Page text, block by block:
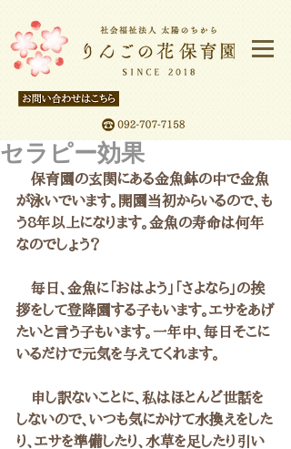
セラピー効果
保育園の玄関にある金魚鉢の中で金魚
が泳いでいます。開園当初からいるので、も
う8年以上になります。金魚の寿命は何年
なのでしょう？
毎日、金魚に「おはよう」「さよなら」の挨
拶をして登降園する子もいます。エサをあげ
たいと言う子もいます。一年中、毎日そこに
いるだけで元気を与えてくれます。
申し訳ないことに、私はほとんど世話を
しないので、いつも気にかけて水換えをした
り、エサを準備したり、水草を足したり引い